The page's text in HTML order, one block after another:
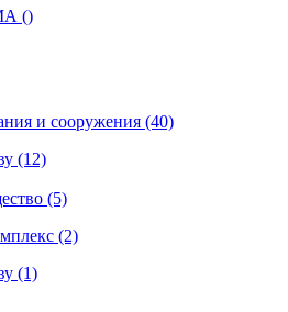
()
и сооружения (40)
(12)
(5)
(2)
(1)